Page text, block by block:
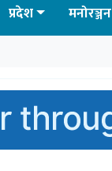
प्रदेश मनोरञ्जन